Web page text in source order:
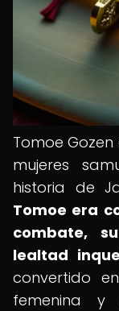
Tomoe
mujeres
historia de
Tomoe era
combate,
lealtad
convertido
femenina